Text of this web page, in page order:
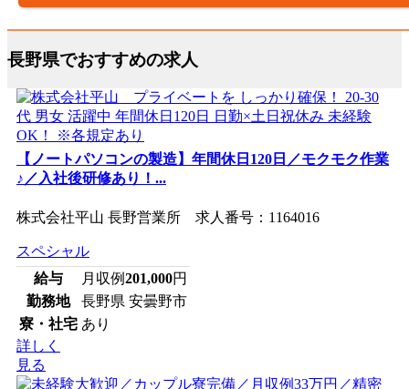
長野県でおすすめの求人
【ノートパソコンの製造】年間休日120日／モクモク作業
♪／入社後研修あり！...
株式会社平山 長野営業所 求人番号：1164016
スペシャル
給与
月収例201,000円
勤務地
長野県 安曇野市
寮・社宅 あり
詳しく
見る